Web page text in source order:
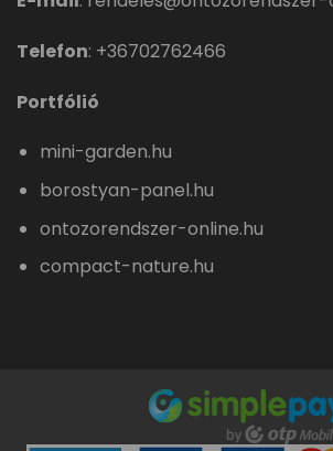
Telefon: +36702762466
Portfólió
mini-garden.hu
borostyan-panel.hu
ontozorendszer-online.hu
compact-nature.hu